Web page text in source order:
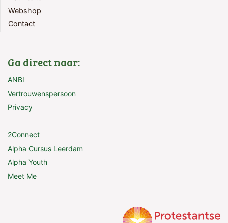
Webshop
Contact
Ga direct naar:
ANBI
Vertrouwenspersoon
Privacy
2Connect
Alpha Cursus Leerdam
Alpha Youth
Meet Me